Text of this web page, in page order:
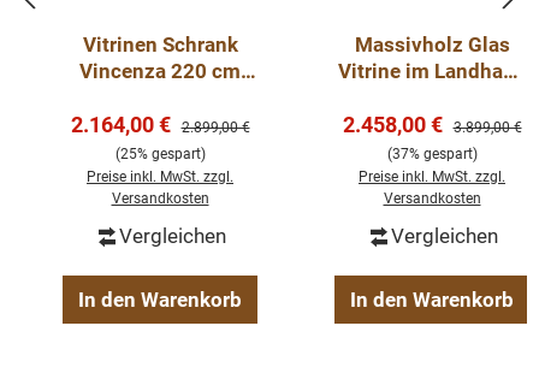
Vitrinen Schrank
Vincenza 220 cm
verschiedene Farben
Verkaufspreis:
2.164,00 € Regulärer Preis:
2.899,00 €
(25% gespart)
Preise inkl. MwSt. zzgl.
Versandkosten
Vergleichen
In den Warenkorb
Massivholz Glas
Vitrine im Landhaus
Verkaufspreis:
2.458,00 € Regulärer
3.899,00 €
(37% gespart)
Preise inkl. MwSt. zzgl.
Versandkosten
Vergleichen
In den Warenkorb